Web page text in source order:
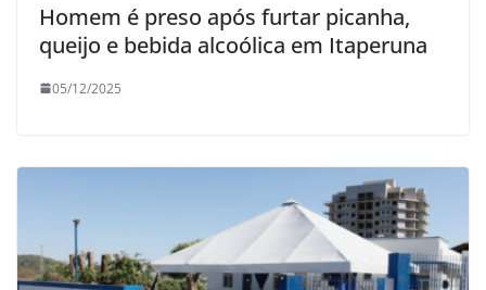
Homem é preso após furtar picanha,
queijo e bebida alcoólica em Itaperuna
05/12/2025